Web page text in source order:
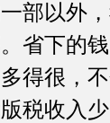
部以外
省下的
得很，
税收入